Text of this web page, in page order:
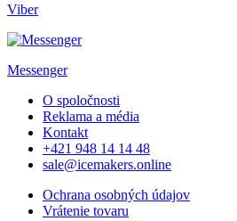
Viber
Messenger
O spoločnosti
Reklama a média
Kontakt
+421 948 14 14 48
sale@icemakers.online
Ochrana osobných údajov
Vrátenie tovaru